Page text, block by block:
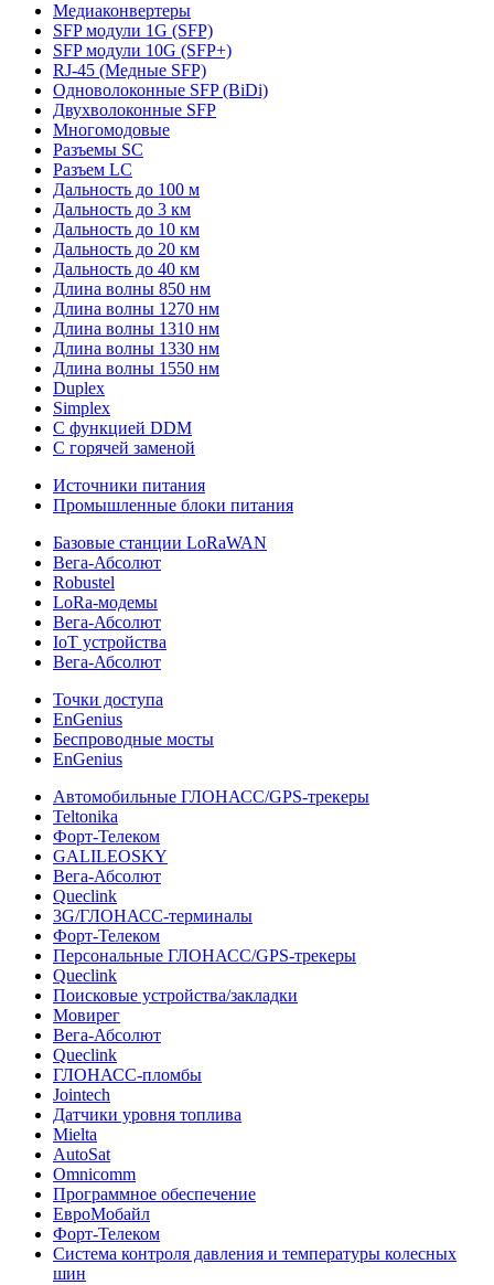
Медиаконвертеры
SFP модули 1G (SFP)
SFP модули 10G (SFP+)
RJ-45 (Медные SFP)
Одноволоконные SFP (BiDi)
Двухволоконные SFP
Многомодовые
Разъемы SC
Разъем LC
Дальность до 100 м
Дальность до 3 км
Дальность до 10 км
Дальность до 20 км
Дальность до 40 км
Длина волны 850 нм
Длина волны 1270 нм
Длина волны 1310 нм
Длина волны 1330 нм
Длина волны 1550 нм
Duplex
Simplex
С функцией DDM
С горячей заменой
Источники питания
Промышленные блоки питания
Базовые станции LoRaWAN
Вега-Абсолют
Robustel
LoRa-модемы
Вега-Абсолют
IoT устройства
Вега-Абсолют
Точки доступа
EnGenius
Беспроводные мосты
EnGenius
Автомобильные ГЛОНАСС/GPS-трекеры
Teltonika
Форт-Телеком
GALILEOSKY
Вега-Абсолют
Queclink
3G/ГЛОНАСС-терминалы
Форт-Телеком
Персональные ГЛОНАСС/GPS-трекеры
Queclink
Поисковые устройства/закладки
Мовирег
Вега-Абсолют
Queclink
ГЛОНАСС-пломбы
Jointech
Датчики уровня топлива
Mielta
AutoSat
Omnicomm
Программное обеспечение
ЕвроМобайл
Форт-Телеком
Система контроля давления и температуры колесных
шин